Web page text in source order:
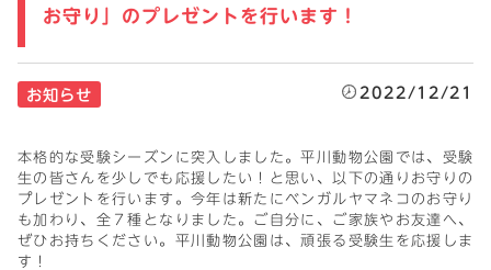
お守り」のプレゼントを行います！
お知らせ 2022/12/21
本格的な受験シーズンに突入しました。平川動物公園では、受験
生の皆さんを少しでも応援したい！と思い、以下の通りお守りの
プレゼントを行います。今年は新たにベンガルヤマネコのお守り
も加わり、全７種となりました。ご自分に、ご家族やお友達へ、
ぜひお持ちください。平川動物公園は、頑張る受験生を応援しま
す！